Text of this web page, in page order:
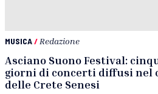
MUSICA/ Redazione
Asciano Suono Festival:
giorni di concerti diffusi nel
delle Crete Senesi